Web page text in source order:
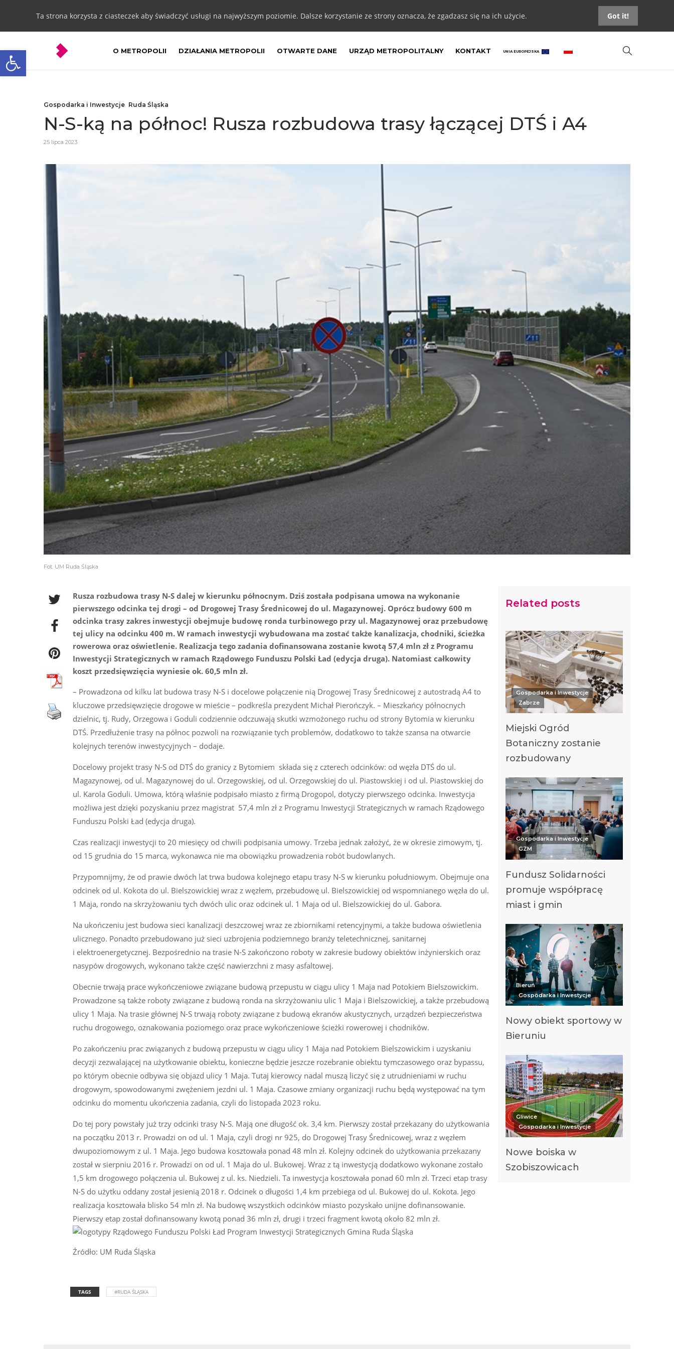
Otwórz pasek narzędzi
Ta strona korzysta z ciasteczek aby świadczyć usługi na najwyższym poziomie. Dalsze korzystanie ze strony oznacza, że zgadzasz się na ich użycie. Got it!
O METROPOLII DZIAŁANIA METROPOLII OTWARTE DANE URZĄD METROPOLITALNY KONTAKT UNIA EUROPEJSKA
Gospodarka i Inwestycje, Ruda Śląska
N-S-ką na północ! Rusza rozbudowa trasy łączącej DTŚ i A4
25 lipca 2023
Fot. UM Ruda Śląska
Rusza rozbudowa trasy N-S dalej w kierunku północnym. Dziś została podpisana umowa na wykonanie
pierwszego odcinka tej drogi – od Drogowej Trasy Średnicowej do ul. Magazynowej. Oprócz budowy 600 m
odcinka trasy zakres inwestycji obejmuje budowę ronda turbinowego przy ul. Magazynowej oraz przebudowę
tej ulicy na odcinku 400 m. W ramach inwestycji wybudowana ma zostać także kanalizacja, chodniki, ścieżka
rowerowa oraz oświetlenie. Realizacja tego zadania dofinansowana zostanie kwotą 57,4 mln zł z Programu
Inwestycji Strategicznych w ramach Rządowego Funduszu Polski Ład (edycja druga). Natomiast całkowity
koszt przedsięwzięcia wyniesie ok. 60,5 mln zł.
– Prowadzona od kilku lat budowa trasy N-S i docelowe połączenie nią Drogowej Trasy Średnicowej z autostradą A4 to
kluczowe przedsięwzięcie drogowe w mieście – podkreśla prezydent Michał Pierończyk. – Mieszkańcy północnych
dzielnic, tj. Rudy, Orzegowa i Goduli codziennie odczuwają skutki wzmożonego ruchu od strony Bytomia w kierunku
DTŚ. Przedłużenie trasy na północ pozwoli na rozwiązanie tych problemów, dodatkowo to także szansa na otwarcie
kolejnych terenów inwestycyjnych – dodaje.
Docelowy projekt trasy N-S od DTŚ do granicy z Bytomiem składa się z czterech odcinków: od węzła DTŚ do ul.
Magazynowej, od ul. Magazynowej do ul. Orzegowskiej, od ul. Orzegowskiej do ul. Piastowskiej i od ul. Piastowskiej do
ul. Karola Goduli. Umowa, którą właśnie podpisało miasto z firmą Drogopol, dotyczy pierwszego odcinka. Inwestycja
możliwa jest dzięki pozyskaniu przez magistrat 57,4 mln zł z Programu Inwestycji Strategicznych w ramach Rządowego
Funduszu Polski Ład (edycja druga).
Czas realizacji inwestycji to 20 miesięcy od chwili podpisania umowy. Trzeba jednak założyć, że w okresie zimowym, tj.
od 15 grudnia do 15 marca, wykonawca nie ma obowiązku prowadzenia robót budowlanych.
Przypomnijmy, że od prawie dwóch lat trwa budowa kolejnego etapu trasy N-S w kierunku południowym. Obejmuje ona
odcinek od ul. Kokota do ul. Bielszowickiej wraz z węzłem, przebudowę ul. Bielszowickiej od wspomnianego węzła do ul.
1 Maja, rondo na skrzyżowaniu tych dwóch ulic oraz odcinek ul. 1 Maja od ul. Bielszowickiej do ul. Gabora.
Na ukończeniu jest budowa sieci kanalizacji deszczowej wraz ze zbiornikami retencyjnymi, a także budowa oświetlenia
ulicznego. Ponadto przebudowano już sieci uzbrojenia podziemnego branży teletechnicznej, sanitarnej
i elektroenergetycznej. Bezpośrednio na trasie N-S zakończono roboty w zakresie budowy obiektów inżynierskich oraz
nasypów drogowych, wykonano także część nawierzchni z masy asfaltowej.
Obecnie trwają prace wykończeniowe związane budową przepustu w ciągu ulicy 1 Maja nad Potokiem Bielszowickim.
Prowadzone są także roboty związane z budową ronda na skrzyżowaniu ulic 1 Maja i Bielszowickiej, a także przebudową
ulicy 1 Maja. Na trasie głównej N-S trwają roboty związane z budową ekranów akustycznych, urządzeń bezpieczeństwa
ruchu drogowego, oznakowania poziomego oraz prace wykończeniowe ścieżki rowerowej i chodników.
Po zakończeniu prac związanych z budową przepustu w ciągu ulicy 1 Maja nad Potokiem Bielszowickim i uzyskaniu
decyzji zezwalającej na użytkowanie obiektu, konieczne będzie jeszcze rozebranie obiektu tymczasowego oraz bypassu,
po którym obecnie odbywa się objazd ulicy 1 Maja. Tutaj kierowcy nadal muszą liczyć się z utrudnieniami w ruchu
drogowym, spowodowanymi zwężeniem jezdni ul. 1 Maja. Czasowe zmiany organizacji ruchu będą występować na tym
odcinku do momentu ukończenia zadania, czyli do listopada 2023 roku.
Do tej pory powstały już trzy odcinki trasy N-S. Mają one długość ok. 3,4 km. Pierwszy został przekazany do użytkowania
na początku 2013 r. Prowadzi on od ul. 1 Maja, czyli drogi nr 925, do Drogowej Trasy Średnicowej, wraz z węzłem
dwupoziomowym z ul. 1 Maja. Jego budowa kosztowała ponad 48 mln zł. Kolejny odcinek do użytkowania przekazany
został w sierpniu 2016 r. Prowadzi on od ul. 1 Maja do ul. Bukowej. Wraz z tą inwestycją dodatkowo wykonane zostało
1,5 km drogowego połączenia ul. Bukowej z ul. ks. Niedzieli. Ta inwestycja kosztowała ponad 60 mln zł. Trzeci etap trasy
N-S do użytku oddany został jesienią 2018 r. Odcinek o długości 1,4 km przebiega od ul. Bukowej do ul. Kokota. Jego
realizacja kosztowała blisko 54 mln zł. Na budowę wszystkich odcinków miasto pozyskało unijne dofinansowanie.
Pierwszy etap został dofinansowany kwotą ponad 36 mln zł, drugi i trzeci fragment kwotą około 82 mln zł.
Źródło: UM Ruda Śląska
TAGS #RUDA ŚLĄSKA
Related posts
Gospodarka i Inwestycje
Zabrze
Miejski Ogród
Botaniczny zostanie
rozbudowany
Gospodarka i Inwestycje
GZM
Fundusz Solidarności
promuje współpracę
miast i gmin
Bieruń
Gospodarka i Inwestycje
Nowy obiekt sportowy w
Bieruniu
Gliwice
Gospodarka i Inwestycje
Nowe boiska w
Szobiszowicach